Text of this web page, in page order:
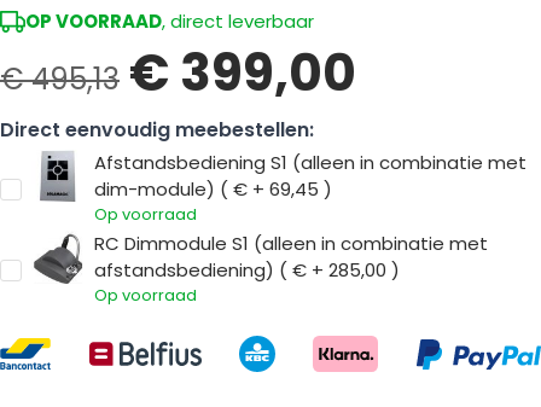
OP VOORRAAD, direct leverbaar
€ 495,13 € 399,00
Direct eenvoudig meebestellen:
Afstandsbediening S1 (alleen in combinatie met
dim-module) (€ + 69,45 )
Op voorraad
RC Dimmodule S1 (alleen in combinatie met
afstandsbediening) (€ + 285,00 )
Op voorraad